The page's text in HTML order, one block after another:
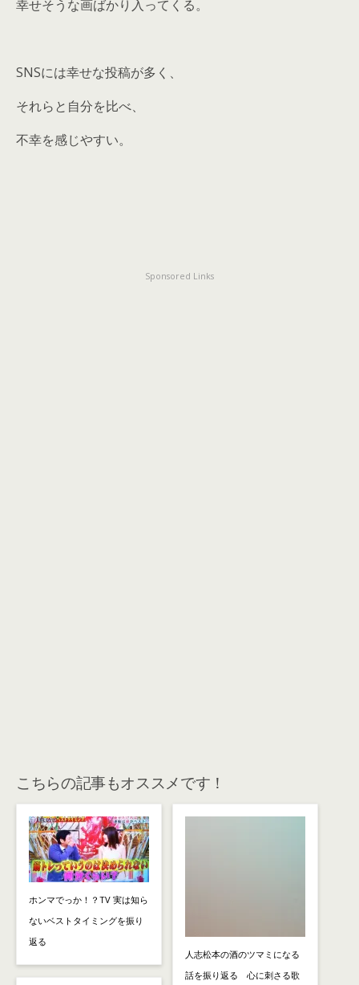
幸せそうな画ばかり入ってくる。
SNSには幸せな投稿が多く、
それらと自分を比べ、
不幸を感じやすい。
Sponsored Links
こちらの記事もオススメです！
ホンマでっか！？TV 実は知ら
ないベストタイミングを振り
返る
人志松本の酒のツマミになる
話を振り返る 心に刺さる歌